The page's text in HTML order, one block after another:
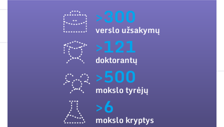
organizacijose bei asociacijose
SUSISIEKITE SU MUMIS
>300
verslo užsakymų
>121
doktorantų
>500
mokslo tyrėjų
>6
mokslo kryptys